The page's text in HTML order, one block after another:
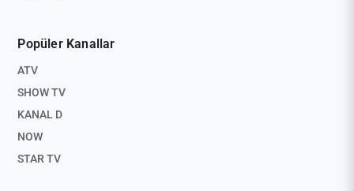
Popüler Kanallar
ATV
SHOW TV
KANAL D
NOW
STAR TV